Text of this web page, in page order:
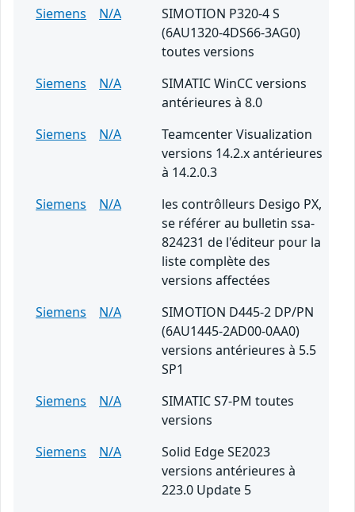
Siemens
N/A
SIMOTION P320-4 S
(6AU1320-4DS66-3AG0)
toutes versions
Siemens
N/A
SIMATIC WinCC versions
antérieures à 8.0
Siemens
N/A
Teamcenter Visualization
versions 14.2.x antérieures
à 14.2.0.3
Siemens
N/A
les contrôlleurs Desigo PX,
se référer au bulletin ssa-
824231 de l'éditeur pour la
liste complète des
versions affectées
Siemens
N/A
SIMOTION D445-2 DP/PN
(6AU1445-2AD00-0AA0)
versions antérieures à 5.5
SP1
Siemens
N/A
SIMATIC S7-PM toutes
versions
Siemens
N/A
Solid Edge SE2023
versions antérieures à
223.0 Update 5